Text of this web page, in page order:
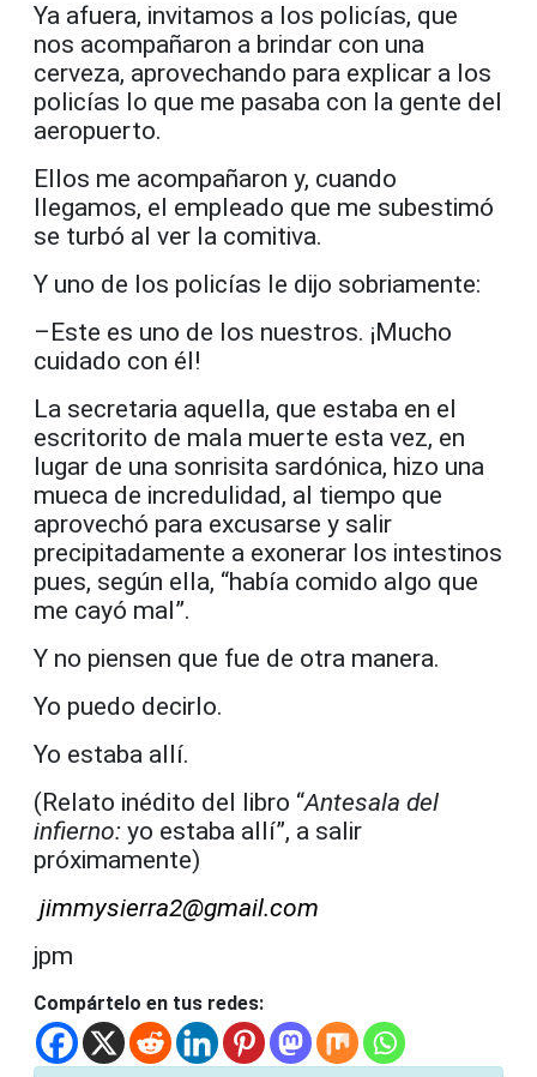
Ya afuera, invitamos a los policías, que
nos acompañaron a brindar con una
cerveza, aprovechando para explicar a los
policías lo que me pasaba con la gente del
aeropuerto.
Ellos me acompañaron y, cuando
llegamos, el empleado que me subestimó
se turbó al ver la comitiva.
Y uno de los policías le dijo sobriamente:
–Este es uno de los nuestros. ¡Mucho
cuidado con él!
La secretaria aquella, que estaba en el
escritorito de mala muerte esta vez, en
lugar de una sonrisita sardónica, hizo una
mueca de incredulidad, al tiempo que
aprovechó para excusarse y salir
precipitadamente a exonerar los intestinos
pues, según ella, “había comido algo que
me cayó mal”.
Y no piensen que fue de otra manera.
Yo puedo decirlo.
Yo estaba allí.
(Relato inédito del libro “Antesala del
infierno: yo estaba allí”, a salir
próximamente)
jimmysierra2@gmail.com
jpm
Compártelo en tus redes: